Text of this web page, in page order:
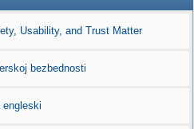
Usability, and Trust Matter
bezbednosti
engleski